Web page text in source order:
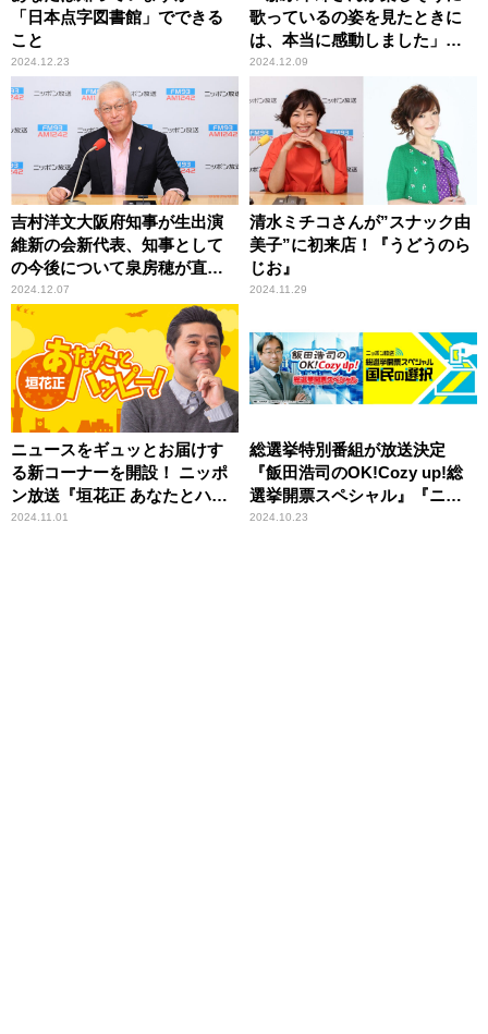
「日本点字図書館」でできる
こと
2024.12.23
歌っているの姿を見たときに
は、本当に感動しました」熊
谷実帆アナウンサー
2024.12.09
吉村洋文大阪府知事が生出演
維新の会新代表、知事として
の今後について泉房穂が直
撃！ 『泉房穂の情熱ラジオ』
2024.12.07
清水ミチコさんが”スナック由
美子”に初来店！『うどうのら
じお』
2024.11.29
ニュースをギュッとお届けす
る新コーナーを開設！ ニッポ
ン放送『垣花正 あなたとハッ
ピー！』
2024.11.01
総選挙特別番組が放送決定
『飯田浩司のOK!Cozy up!総
選挙開票スペシャル』『ニッ
ポン放送 総選挙開票スペシャ
2024.10.23